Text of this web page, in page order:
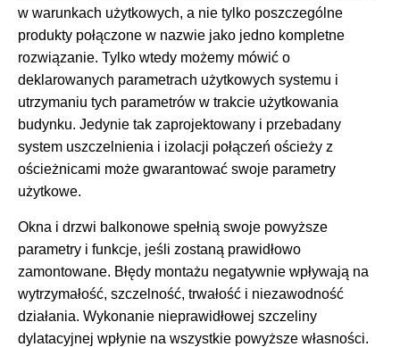
w warunkach użytkowych, a nie tylko poszczególne
produkty połączone w nazwie jako jedno kompletne
rozwiązanie. Tylko wtedy możemy mówić o
deklarowanych parametrach użytkowych systemu i
utrzymaniu tych parametrów w trakcie użytkowania
budynku. Jedynie tak zaprojektowany i przebadany
system uszczelnienia i izolacji połączeń ościeży z
ościeżnicami może gwarantować swoje parametry
użytkowe.
Okna i drzwi balkonowe spełnią swoje powyższe
parametry i funkcje, jeśli zostaną prawidłowo
zamontowane. Błędy montażu negatywnie wpływają na
wytrzymałość, szczelność, trwałość i niezawodność
działania. Wykonanie nieprawidłowej szczeliny
dylatacyjnej wpłynie na wszystkie powyższe własności.